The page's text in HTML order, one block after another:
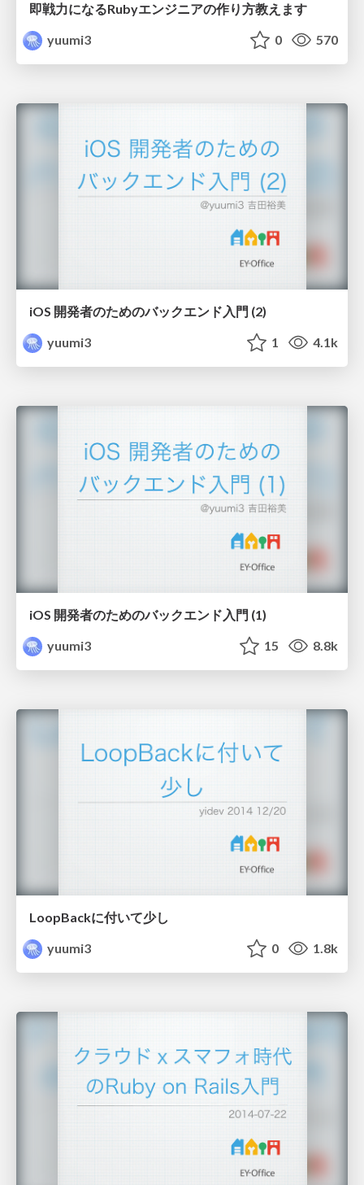
即戦力になるRubyエンジニアの作り方教えます
yuumi3
0 570
iOS 開発者のためのバックエンド入門 (2)
yuumi3
1 4.1k
iOS 開発者のためのバックエンド入門 (1)
yuumi3
15 8.8k
LoopBackに付いて少し
yuumi3
0 1.8k